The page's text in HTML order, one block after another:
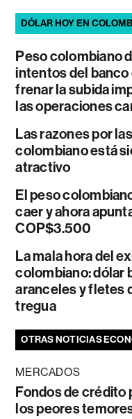
DÓLAR HOY EN
Peso colombiano
intentos del
frenar la subida
las operaciones
Las razones por
colombiano está
atractivo
El peso
caer y ahora
COP$3.500
La mala hora del
colombiano: dólar
aranceles y fletes
tregua
OTRAS NOTICIAS
MERCADOS
Fondos de crédito
los peores